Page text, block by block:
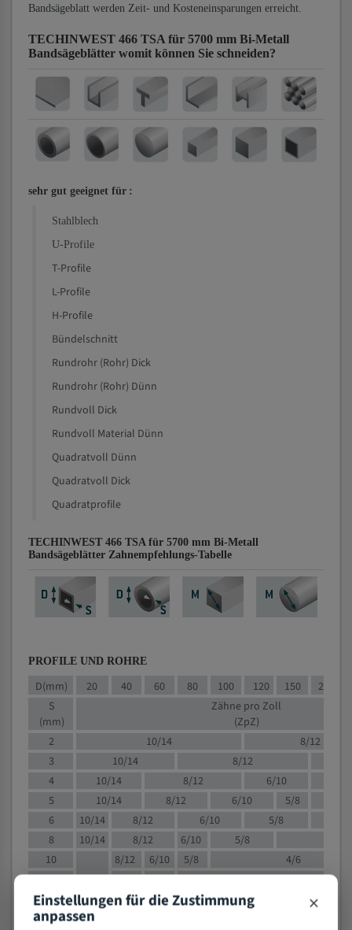
Bandsägeblatt werden Zeit- und Kosteneinsparungen erreicht.
TECHINWEST 466 TSA für 5700 mm Bi-Metall
Bandsägeblätter womit können Sie schneiden?
sehr gut geeignet für :
Stahlblech
U-Profile
T-Profile
L-Profile
H-Profile
Bündelschnitt
Rundrohr (Rohr) Dick
Rundrohr (Rohr) Dünn
Rundvoll Dick
Rundvoll Material Dünn
Quadratvoll Dünn
Quadratvoll Dick
Quadratprofile
TECHINWEST 466 TSA für 5700 mm Bi-Metall
Bandsägeblätter Zahnempfehlungs-Tabelle
PROFILE UND ROHRE
D(mm) 20 40 60 80 100 120 150 200
S
(mm)
Zähne pro Zoll
(ZpZ)
2
10/14
8/12
3
10/14 8/12
4
10/14 8/12 6/10
5
10/14 8/12 6/10
5/8
6
10/14 8/12 6/10
5/8
8
10/14 8/12 6/10 5/8
10
8/12 6/10 5/8
4/6
12
8/12 6/10
4/6
15
8/12 6/10
4/5
20
Einstellungen für die Zustimmung
anpassen ×